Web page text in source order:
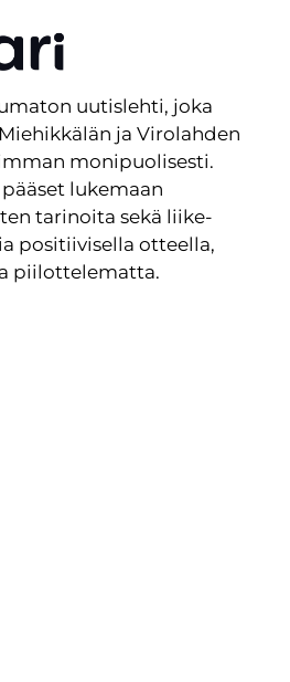
uutislehti, joka
ja Virolahden
monipuolisesti.
lukemaan
tarinoita sekä liike-
positiivisella otteella,
piilottelematta.